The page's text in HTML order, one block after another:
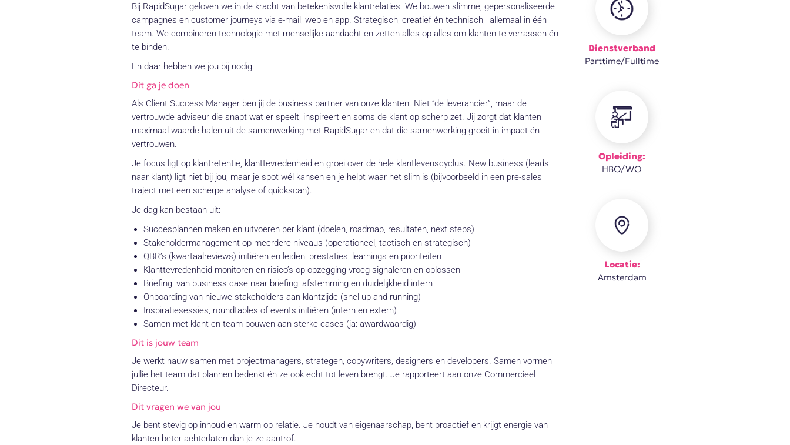
Bij RapidSugar geloven we in de kracht van betekenisvolle klantrelaties. We bouwen slimme, gepersonaliseerde
campagnes en customer journeys via e-mail, web en app. Strategisch, creatief én technisch, allemaal in één
team. We combineren technologie met menselijke aandacht en zetten alles op alles om klanten te verrassen én
te binden.
En daar hebben we jou bij nodig.
Dit ga je doen
Als Client Success Manager ben jij de business partner van onze klanten. Niet “de leverancier”, maar de
vertrouwde adviseur die snapt wat er speelt, inspireert en soms de klant op scherp zet. Jij zorgt dat klanten
maximaal waarde halen uit de samenwerking met RapidSugar en dat die samenwerking groeit in impact én
vertrouwen.
Je focus ligt op klantretentie, klanttevredenheid en groei over de hele klantlevenscyclus. New business (leads
naar klant) ligt niet bij jou, maar je spot wél kansen en je helpt waar het slim is (bijvoorbeeld in een pre-sales
traject met een scherpe analyse of quickscan).
Je dag kan bestaan uit:
Succesplannen maken en uitvoeren per klant (doelen, roadmap, resultaten, next steps)
Stakeholdermanagement op meerdere niveaus (operationeel, tactisch en strategisch)
QBR’s (kwartaalreviews) initiëren en leiden: prestaties, learnings en prioriteiten
Klanttevredenheid monitoren en risico’s op opzegging vroeg signaleren en oplossen
Briefing: van business case naar briefing, afstemming en duidelijkheid intern
Onboarding van nieuwe stakeholders aan klantzijde (snel up and running)
Inspiratiesessies, roundtables of events initiëren (intern en extern)
Samen met klant en team bouwen aan sterke cases (ja: awardwaardig)
Dit is jouw team
Je werkt nauw samen met projectmanagers, strategen, copywriters, designers en developers. Samen vormen
jullie het team dat plannen bedenkt én ze ook echt tot leven brengt. Je rapporteert aan onze Commercieel
Directeur.
Dit vragen we van jou
Je bent stevig op inhoud en warm op relatie. Je houdt van eigenaarschap, bent proactief en krijgt energie van
klanten beter achterlaten dan je ze aantrof.
Dienstverband
Parttime/Fulltime
Opleiding:
HBO/WO
Locatie:
Amsterdam